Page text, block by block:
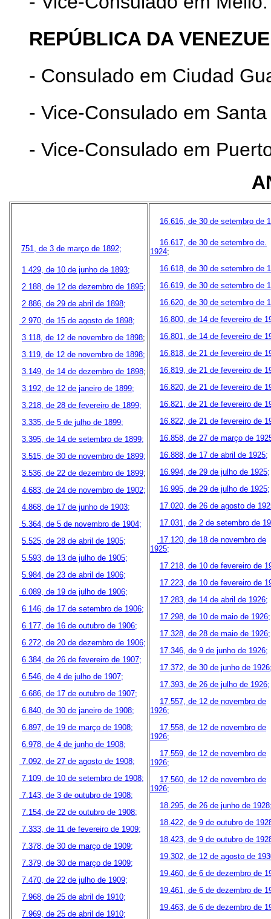
REPÚBLICA DA
- Consulado em Ciudad
- Vice-Consulado em
- Vice-Consulado em
751, de 3 de março de 1892;
1.429, de 10 de junho de 1893;
2.188, de 12 de dezembro de 1895;
2.886, de 29 de abril de 1898;
2.970, de 15 de agosto de 1898;
3.118, de 12 de novembro de 1898;
3.119, de 12 de novembro de 1898;
3.149, de 14 de dezembro de 1898;
3.192, de 12 de janeiro de 1899;
3.218, de 28 de fevereiro de 1899;
3.335, de 5 de julho de 1899;
3.395, de 14 de setembro de 1899;
3.515, de 30 de novembro de 1899;
3.536, de 22 de dezembro de 1899;
4.683, de 24 de novembro de 1902;
4.868, de 17 de junho de 1903;
5.364, de 5 de novembro de 1904;
5.525, de 28 de abril de 1905;
5.593, de 13 de julho de 1905;
5.984, de 23 de abril de 1906;
6.089, de 19 de julho de 1906;
6.146, de 17 de setembro de 1906;
6.177, de 16 de outubro de 1906;
6.272, de 20 de dezembro de 1906;
6.384, de 26 de fevereiro de 1907;
6.546, de 4 de julho de 1907;
6.686, de 17 de outubro de 1907;
6.840, de 30 de janeiro de 1908;
6.897, de 19 de março de 1908;
6.978, de 4 de junho de 1908;
7.092, de 27 de agosto de 1908;
7.109, de 10 de setembro de 1908;
7.143, de 3 de outubro de 1908;
7.154, de 22 de outubro de 1908;
7.333, de 11 de fevereiro de 1909;
7.378, de 30 de março de 1909;
7.379, de 30 de março de 1909;
7.470, de 22 de julho de 1909;
7.968, de 25 de abril de 1910;
7.969, de 25 de abril de 1910;
16.616, de 30 de setembro de
16.617, de 30 de setembro de.
1924;
16.618, de 30 de setembro de
16.619, de 30 de setembro de
16.620, de 30 de setembro de
16.800, de 14 de fevereiro de
16.801, de 14 de fevereiro de
16.818, de 21 de fevereiro de
16.819, de 21 de fevereiro de
16.820, de 21 de fevereiro de
16.821, de 21 de fevereiro de
16.822, de 21 de fevereiro de
16.858, de 27 de março de
16.888, de 17 de abril de 1925;
16.994, de 29 de julho de 1925;
16.995, de 29 de julho de 1925;
17.020, de 26 de agosto de
17.031, de 2 de setembro de
17.120, de 18 de novembro de
1925;
17.218, de 10 de fevereiro de
17.223, de 10 de fevereiro de
17.283, de 14 de abril de 1926;
17.298, de 10 de maio de 1926;
17.328, de 28 de maio de 1926;
17.346, de 9 de junho de 1926;
17.372, de 30 de junho de
17.393, de 26 de julho de 1926;
17.557, de 12 de novembro de
1926;
17.558, de 12 de novembro de
1926;
17.559, de 12 de novembro de
1926;
17.560, de 12 de novembro de
1926;
18.295, de 26 de junho de
18.422, de 9 de outubro de
18.423, de 9 de outubro de
19.302, de 12 de agosto de
19.460, de 6 de dezembro de
19.461, de 6 de dezembro de
19.463, de 6 de dezembro de